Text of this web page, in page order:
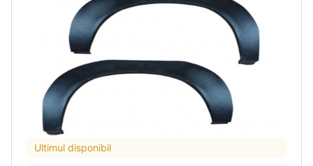
Ultimul disponibil